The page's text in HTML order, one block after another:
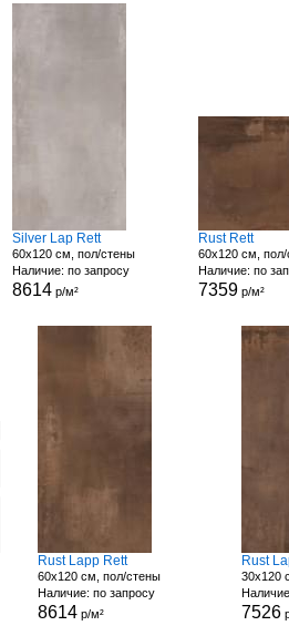
Silver Lap Rett
60x120 см, пол/стены
Наличие: по запросу
8614р/м²
Rust Rett
60x120 см, пол/
Наличие: по
7359р/м²
Rust Lapp Rett
60x120 см, пол/стены
Наличие: по запросу
8614 р/м²
Rust
30x120
7526